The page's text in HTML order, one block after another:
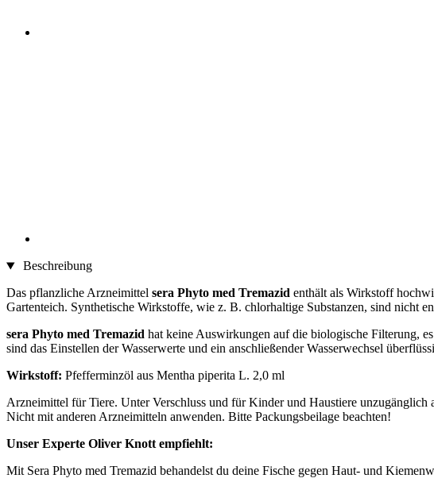
Beschreibung
Das pflanzliche Arzneimittel sera Phyto med Tremazid enthält als Wirkstoff
Gartenteich. Synthetische Wirkstoffe, wie z. B. chlorhaltige Substanzen, sind nicht
sera Phyto med Tremazid hat keine Auswirkungen auf die biologische Filterung,
sind das Einstellen der Wasserwerte und ein anschließender Wasserwechsel
Wirkstoff: Pfefferminzöl aus Mentha piperita L. 2,0 ml
Arzneimittel für Tiere. Unter Verschluss und für Kinder und Haustiere
Nicht mit anderen Arzneimitteln anwenden. Bitte Packungsbeilage beachten!
Unser Experte Oliver Knott empfiehlt:
Mit Sera Phyto med Tremazid behandelst du deine Fische gegen Haut- und